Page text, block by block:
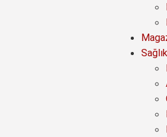
Sağlık